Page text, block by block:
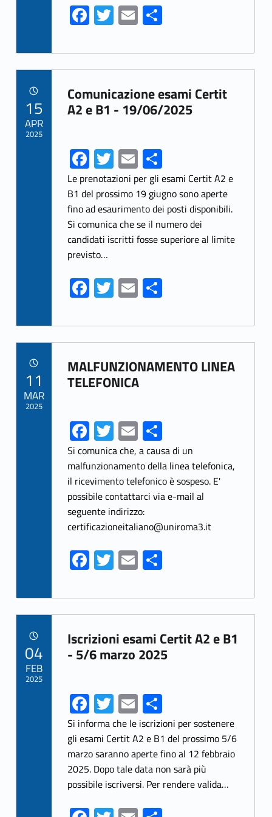
Fa
ce
b
o
o
k
T
w
itt
er
E
m
ai
l
S
ar
e
Link identifier archive #link-archive-59380
Comunicazione esami Certit
A2 e B1 - 19/06/2025
Fa
ce
b
o
o
k
T
w
itt
er
E
m
ai
l
S
h
ar
e
Le prenotazioni per gli esami Certit A2 e
B1 del prossimo 19 giugno sono aperte
fino ad esaurimento dei posti disponibili.
Si comunica che se il numero dei
candidati iscritti fosse superiore al limite
previsto…
Fa
ce
b
o
o
k
T
w
itt
er
E
m
ai
l
S
ar
e
15
APR
2025
Link identifier archive #link-archive-44314
MALFUNZIONAMENTO LINEA
TELEFONICA
Fa
ce
b
o
o
k
T
w
itt
er
E
m
ai
l
S
h
ar
e
Si comunica che, a causa di un
malfunzionamento della linea telefonica,
il ricevimento telefonico è sospeso. E'
possibile contattarci via e-mail al
seguente indirizzo:
certificazioneitaliano@uniroma3.it
Fa
ce
b
o
o
k
T
w
itt
er
E
m
ai
l
S
ar
e
11
MAR
2025
Link identifier archive #link-archive-6774
Iscrizioni esami Certit A2 e B1
- 5/6 marzo 2025
Fa
ce
b
o
o
k
T
w
itt
er
E
m
ai
l
S
h
ar
e
Si informa che le iscrizioni per sostenere
gli esami Certit A2 e B1 del prossimo 5/6
marzo saranno aperte fino al 12 febbraio
2025. Dopo tale data non sarà più
possibile iscriversi. Per rendere valida…
04
FEB
2025